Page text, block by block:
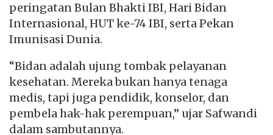
peringatan Bulan Bhakti IBI, Hari Bidan
Internasional, HUT ke-74 IBI, serta Pekan
Imunisasi Dunia.
“Bidan adalah ujung tombak pelayanan
kesehatan. Mereka bukan hanya tenaga
medis, tapi juga pendidik, konselor, dan
pembela hak-hak perempuan,” ujar Safwandi
dalam sambutannya.